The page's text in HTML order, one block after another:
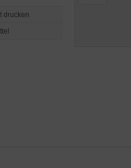
drucken